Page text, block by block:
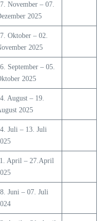
November – 07.
2025
Oktober – 02.
2025
September – 05.
2025
August – 19.
2025
Juli – 13. Juli
April – 27.April
Juni – 07. Juli